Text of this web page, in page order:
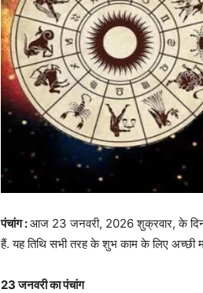
पंचांग :आज 23 जनवरी, 2026 शुक्रवार, के दिन
हैं. यह तिथि सभी तरह के शुभ काम के लिए अच्छी
23 जनवरी का पंचांग